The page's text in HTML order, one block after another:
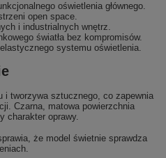
oświetlenia głównego.
open space.
i industrialnych wnętrz.
światła bez kompromisów.
systemu oświetlenia.
i tworzywa sztucznego, co zapewnia
Czarna, matowa powierzchnia
charakter oprawy.
że model świetnie sprawdza